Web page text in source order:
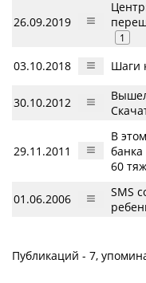
26.09.2019
1
03.10.2018 Шаги
30.10.2012
29.11.2011
В
60
01.06.2006
SMS
Публикаций - 7,